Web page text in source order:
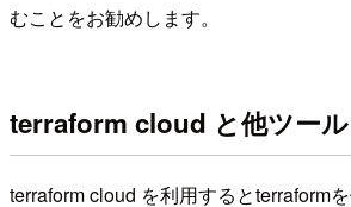
むことをお勧めします。
terraform cloud と他ツール
terraform cloud を利用するとterraform